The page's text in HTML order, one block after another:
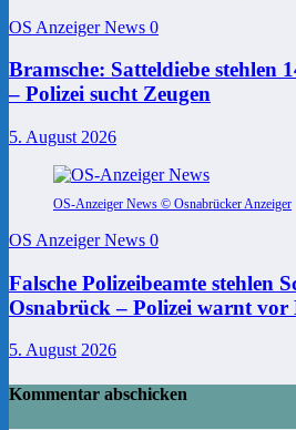
OS Anzeiger News 0
Bramsche: Satteldiebe stehlen
– Polizei sucht Zeugen
5. August 2026
OS-Anzeiger News © Osnabrücker Anzeiger
OS Anzeiger News 0
Falsche Polizeibeamte stehlen
Osnabrück – Polizei warnt vor
5. August 2026
Kommentar abschicken